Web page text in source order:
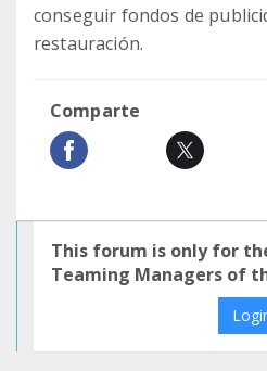
conseguir fondos de
restauración.
Comparte
This forum is only for
Teaming Managers of